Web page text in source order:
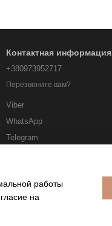
Контактная информация
+380973952717
Перезвоните вам?
Viber
WhatsApp
Telegram
работы
на